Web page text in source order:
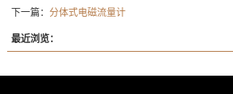
下一篇： 分体式电磁流量计
最近浏览：